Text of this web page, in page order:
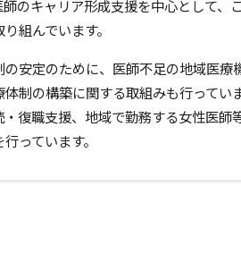
のキャリア形成支援を中心として、
組んでいます。
の安定のために、医師不足の地域医
制の構築に関する取組みも行ってい
復職支援、地域で勤務する女性医
っています。